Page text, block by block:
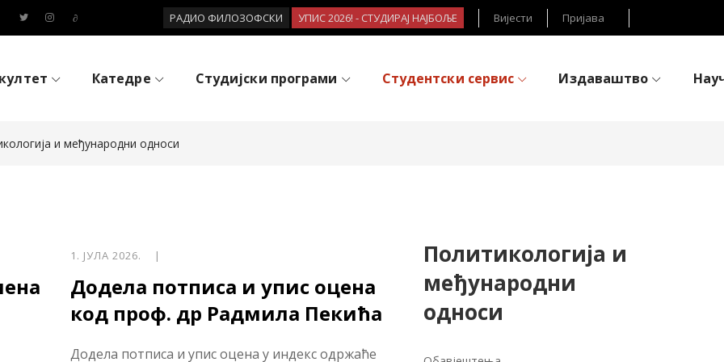
РАДИО ФИЛОЗОФСКИ УПИС 2026! - СТУДИРАЈ НАЈБОЉЕ Вијести Пријава
Катедре Студијски програми Студентски сервис Издаваштво
и међународни односи
1. ЈУЛА 2026. |
Додела потписа и упис оцена
код проф. др Радмила Пекића
Додела потписа и упис оцена у индекс одржаће
Политикологија и
међународни
односи